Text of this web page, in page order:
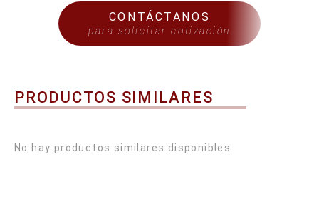
CONTÁCTANOS
para solicitar cotización
PRODUCTOS SIMILARES
No hay productos similares disponibles